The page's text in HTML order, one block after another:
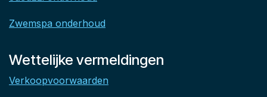
Zwemspa onderhoud
Wettelijke vermeldingen
Verkoopvoorwaarden